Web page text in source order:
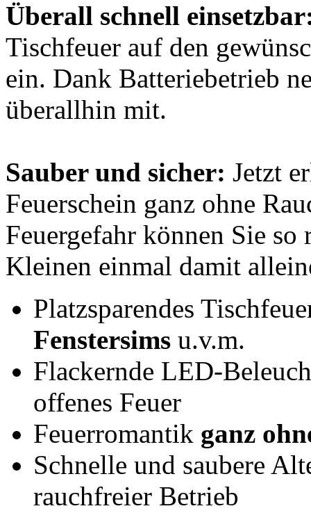
Überall schnell
Tischfeuer auf den
ein. Dank Batteriebetrieb
überallhin mit.
Sauber und sicher: Jetzt
Feuerschein ganz ohne
Feuergefahr können Sie
Kleinen einmal damit
Platzsparendes
Fenstersims u.v.m.
Flackernde LED-
offenes Feuer
Feuerromantik ganz
Schnelle und saubere
rauchfreier Betrieb